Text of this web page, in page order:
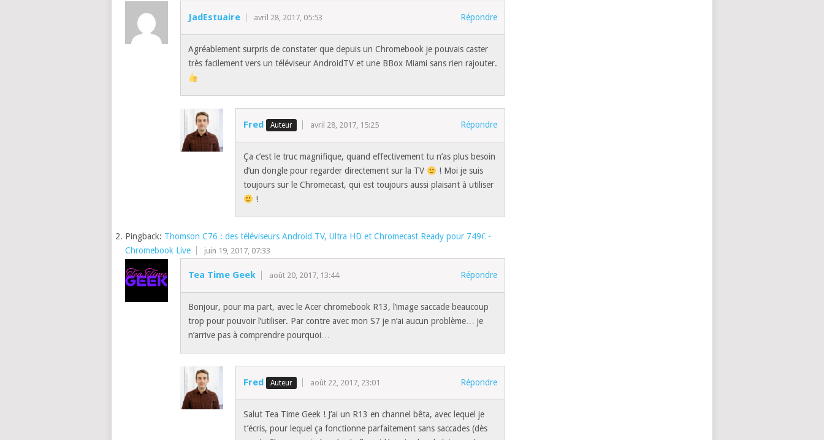
JadEstuaire avril 28, 2017, 05:53 Répondre
Agréablement surpris de constater que depuis un Chromebook je pouvais caster
très facilement vers un téléviseur AndroidTV et une BBox Miami sans rien rajouter.
Fred avril 28, 2017, 15:25 Répondre
Ça c’est le truc magnifique, quand effectivement tu n’as plus besoin
d’un dongle pour regarder directement sur la TV
! Moi je suis
toujours sur le Chromecast, qui est toujours aussi plaisant à utiliser
!
Pingback: Thomson C76 : des téléviseurs Android TV, Ultra HD et Chromecast Ready pour 749€ -
Chromebook Live
juin 19, 2017, 07:33
Tea Time Geek août 20, 2017, 13:44 Répondre
Bonjour, pour ma part, avec le Acer chromebook R13, l’image saccade beaucoup
trop pour pouvoir l’utiliser. Par contre avec mon S7 je n’ai aucun problème… je
n’arrive pas à comprendre pourquoi…
Fred août 22, 2017, 23:01 Répondre
Salut Tea Time Geek ! J’ai un R13 en channel bêta, avec lequel je
t’écris, pour lequel ça fonctionne parfaitement sans saccades (dès